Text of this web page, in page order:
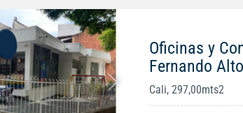
Oficinas y
Fernando Alto
Cali, 297,00mts2